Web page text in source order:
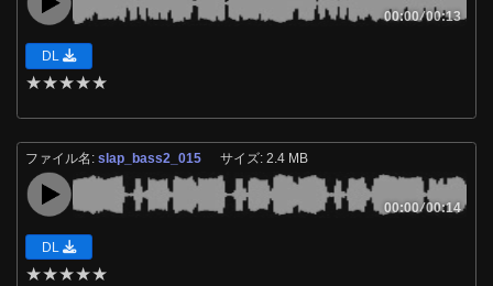
00:00 /00:13
DL
★★★★★
ファイル名:slap_bass2_015 サイズ: 2.4 MB
00:00 /00:14
DL
★★★★★